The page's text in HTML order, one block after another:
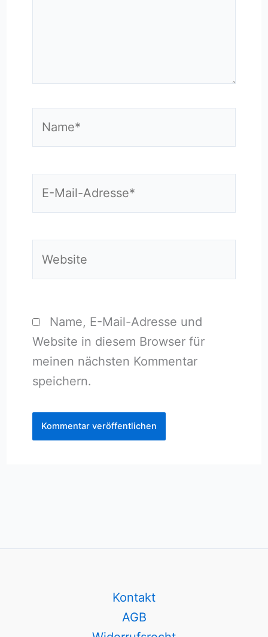
Name, E-Mail-Adresse und
Website in diesem Browser für
meinen nächsten Kommentar
speichern.
Kontakt
AGB